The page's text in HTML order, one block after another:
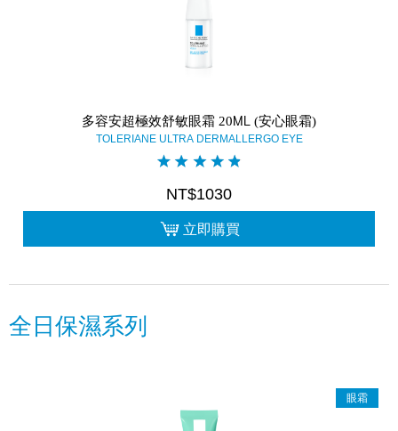
多容安超極效舒敏眼霜 20ML (安心眼霜)
TOLERIANE ULTRA DERMALLERGO EYE
NT$1030
立即購買
全日保濕系列
眼霜